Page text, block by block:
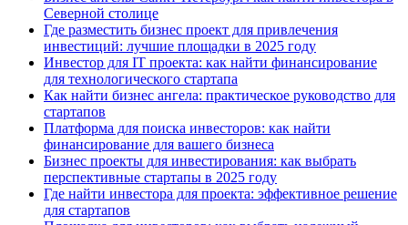
Северной столице
Где разместить бизнес проект для привлечения
инвестиций: лучшие площадки в 2025 году
Инвестор для IT проекта: как найти финансирование
для технологического стартапа
Как найти бизнес ангела: практическое руководство для
стартапов
Платформа для поиска инвесторов: как найти
финансирование для вашего бизнеса
Бизнес проекты для инвестирования: как выбрать
перспективные стартапы в 2025 году
Где найти инвестора для проекта: эффективное решение
для стартапов